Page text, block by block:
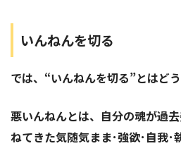
いんねんを切る
では、“いんねんを切る”とはど
悪いんねんとは、自分の魂が過
ねてきた気随気まま･強欲･自我･